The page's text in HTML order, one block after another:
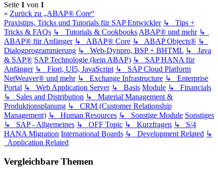
Seite 1 von 1
« Zurück zu „ABAP® Core“
Praxistips, Tricks und Tutorials für SAP Entwickler ↳ Tips +
Tricks & FAQs ↳ Tutorials & Cookbooks ABAP® und mehr ↳
ABAP® für Anfänger ↳ ABAP® Core ↳ ABAP Objects® ↳
Dialogprogrammierung ↳ Web-Dynpro, BSP + BHTML ↳ Java
& SAP® SAP Technologie (kein ABAP) ↳ SAP HANA für
Anfänger ↳ Fiori, UI5, JavaScript ↳ SAP Cloud Platform
NetWeaver® und mehr ↳ Exchange Infrastructure ↳ Enterprise
Portal ↳ Web Application Server ↳ Basis Module ↳ Financials
↳ Sales and Distribution ↳ Material Management &
Produktionsplanung ↳ CRM (Customer Relationship
Management) ↳ Human Resources ↳ Sonstige Module Sonstiges
↳ SAP - Allgemeines ↳ OFF Topic ↳ Kurzfragen ↳ S/4
HANA Migration International Boards ↳ Development Related ↳
Application Related
Vergleichbare Themen